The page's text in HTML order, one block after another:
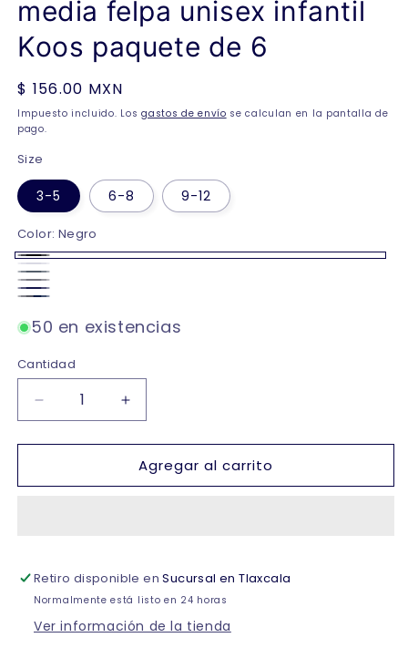
media felpa unisex infantil
Koos paquete de 6
Precio
habitual
$ 156.00 MXN
Impuesto incluido. Losgastos de envío se calculan en la pantalla de
pago.
Size
3-5 6-8 9-12
Color: Negro
Negro
Blanco
Oxford
Gris
Marino
oscuros
50 en existencias
Cantidad
Reducir
cantidad
para
larga
unisex
infantil
Koos
paquete
Aumentar
cantidad
para
Calceta
larga
unisex
infantil
Koos
paquete
Agregar al carrito
Retiro disponible enSucursal en Tlaxcala
Normalmente está listo en 24 horas
Ver información de la tienda